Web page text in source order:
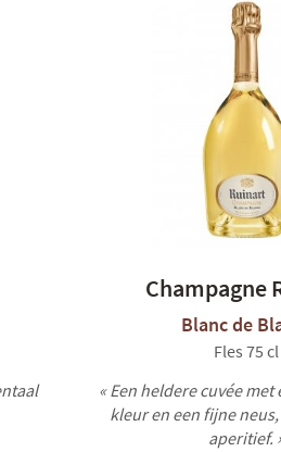
Champagne
Blanc de
Fles 75 cl
« Een heldere cuvée
kleur en een fijne
aperitief.